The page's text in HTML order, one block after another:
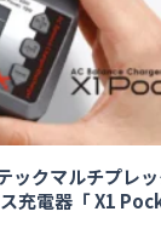
ックマルチプレ
充電器「 X1